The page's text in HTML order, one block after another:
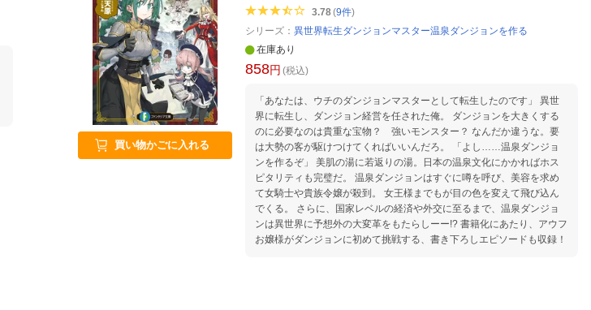
買い物かごに入れる
3.78(9件)
シリーズ： 異世界転生ダンジョンマスター温泉ダンジョンを作る
在庫あり
858円 (税込)
「あなたは、ウチのダンジョンマスターとして転生したのです」 異世
界に転生し、ダンジョン経営を任された俺。 ダンジョンを大きくする
のに必要なのは貴重な宝物？ 強いモンスター？ なんだか違うな。要
は大勢の客が駆けつけてくればいいんだろ。 「よし……温泉ダンジョ
ンを作るぞ」 美肌の湯に若返りの湯。日本の温泉文化にかかればホス
ピタリティも完璧だ。 温泉ダンジョンはすぐに噂を呼び、美容を求め
て女騎士や貴族令嬢が殺到。 女王様までもが目の色を変えて飛び込ん
でくる。 さらに、国家レベルの経済や外交に至るまで、温泉ダンジョ
ンは異世界に予想外の大変革をもたらしーー!? 書籍化にあたり、アウフ
お嬢様がダンジョンに初めて挑戦する、書き下ろしエピソードも収録！